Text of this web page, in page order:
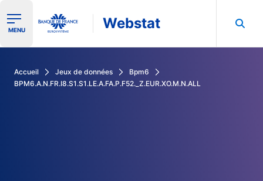
Ouvrir le menu de navigation
MENU Webstat
Accueil Jeux de données
Bpm6
BPM6.A.N.FR.I8.S1.S1.LE.A.FA.P.F52._Z.EUR.XO.M.N.ALL